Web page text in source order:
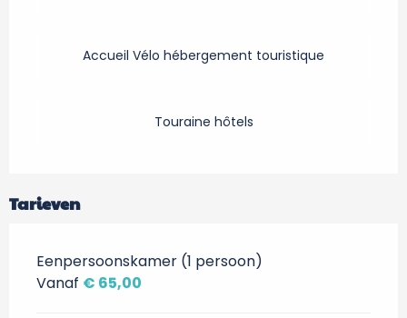
Accueil Vélo hébergement touristique
Touraine hôtels
Tarieven
Eenpersoonskamer (1 persoon)
Vanaf € 65,00